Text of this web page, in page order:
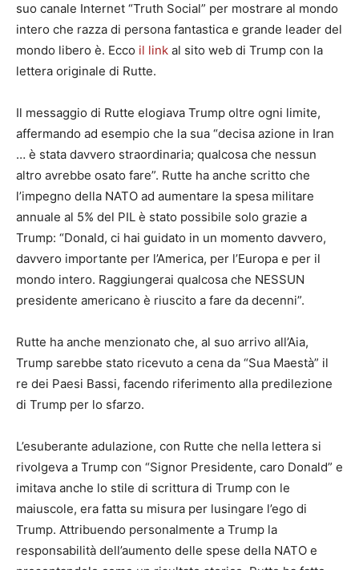
suo canale Internet “Truth Social” per mostrare al mondo
intero che razza di persona fantastica e grande leader del
mondo libero è. Ecco il link al sito web di Trump con la
lettera originale di Rutte.
Il messaggio di Rutte elogiava Trump oltre ogni limite,
affermando ad esempio che la sua “decisa azione in Iran
… è stata davvero straordinaria; qualcosa che nessun
altro avrebbe osato fare”. Rutte ha anche scritto che
l’impegno della NATO ad aumentare la spesa militare
annuale al 5% del PIL è stato possibile solo grazie a
Trump: “Donald, ci hai guidato in un momento davvero,
davvero importante per l’America, per l’Europa e per il
mondo intero. Raggiungerai qualcosa che NESSUN
presidente americano è riuscito a fare da decenni”.
Rutte ha anche menzionato che, al suo arrivo all’Aia,
Trump sarebbe stato ricevuto a cena da “Sua Maestà” il
re dei Paesi Bassi, facendo riferimento alla predilezione
di Trump per lo sfarzo.
L’esuberante adulazione, con Rutte che nella lettera si
rivolgeva a Trump con “Signor Presidente, caro Donald” e
imitava anche lo stile di scrittura di Trump con le
maiuscole, era fatta su misura per lusingare l’ego di
Trump. Attribuendo personalmente a Trump la
responsabilità dell’aumento delle spese della NATO e